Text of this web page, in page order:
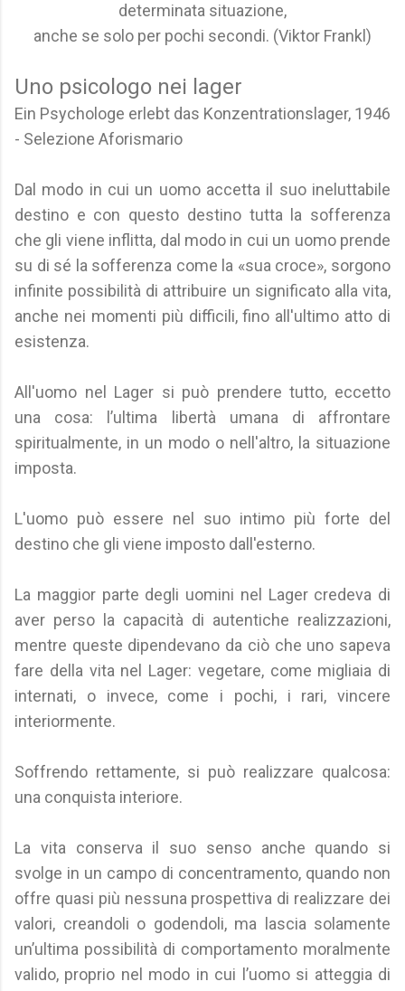
determinata situazione,
anche se solo per pochi secondi. (Viktor Frankl)
Uno psicologo nei lager
Ein Psychologe erlebt das Konzentrationslager, 1946
- Selezione Aforismario
Dal modo in cui un uomo accetta il suo ineluttabile
destino e con questo destino tutta la sofferenza
che gli viene inflitta, dal modo in cui un uomo prende
su di sé la sofferenza come la «sua croce», sorgono
infinite possibilità di attribuire un significato alla vita,
anche nei momenti più difficili, fino all'ultimo atto di
esistenza.
All'uomo nel Lager si può prendere tutto, eccetto
una cosa: l’ultima libertà umana di affrontare
spiritualmente, in un modo o nell'altro, la situazione
imposta.
L'uomo può essere nel suo intimo più forte del
destino che gli viene imposto dall'esterno.
La maggior parte degli uomini nel Lager credeva di
aver perso la capacità di autentiche realizzazioni,
mentre queste dipendevano da ciò che uno sapeva
fare della vita nel Lager: vegetare, come migliaia di
internati, o invece, come i pochi, i rari, vincere
interiormente.
Soffrendo rettamente, si può realizzare qualcosa:
una conquista interiore.
La vita conserva il suo senso anche quando si
svolge in un campo di concentramento, quando non
offre quasi più nessuna prospettiva di realizzare dei
valori, creandoli o godendoli, ma lascia solamente
un’ultima possibilità di comportamento moralmente
valido, proprio nel modo in cui l’uomo si atteggia di